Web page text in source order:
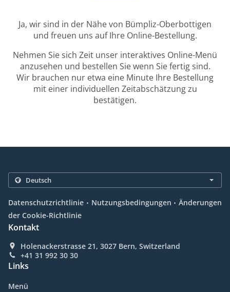
Ja, wir sind in der Nähe von Bümpliz-Oberbottigen
und freuen uns auf Ihre Online-Bestellung.
Nehmen Sie sich Zeit unser interaktives Online-Menü
anzusehen und bestellen Sie wenn Sie fertig sind.
Wir brauchen nur etwa eine Minute Ihre Bestellung
mit einer individuellen Zeitabschätzung zu
bestätigen.
Datenschutzrichtlinie . Nutzungsbedingungen . Änderungen
der Cookie-Richtlinie
Kontakt
Holenackerstrasse 21, 3027 Bern, Switzerland
+41 31 992 30 30
Links
Menü